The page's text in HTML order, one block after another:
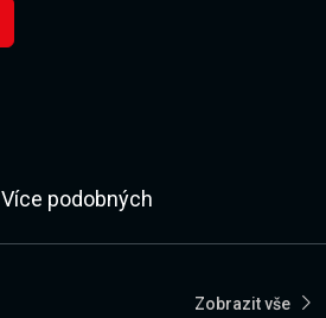
Více podobných
Zobrazit vše